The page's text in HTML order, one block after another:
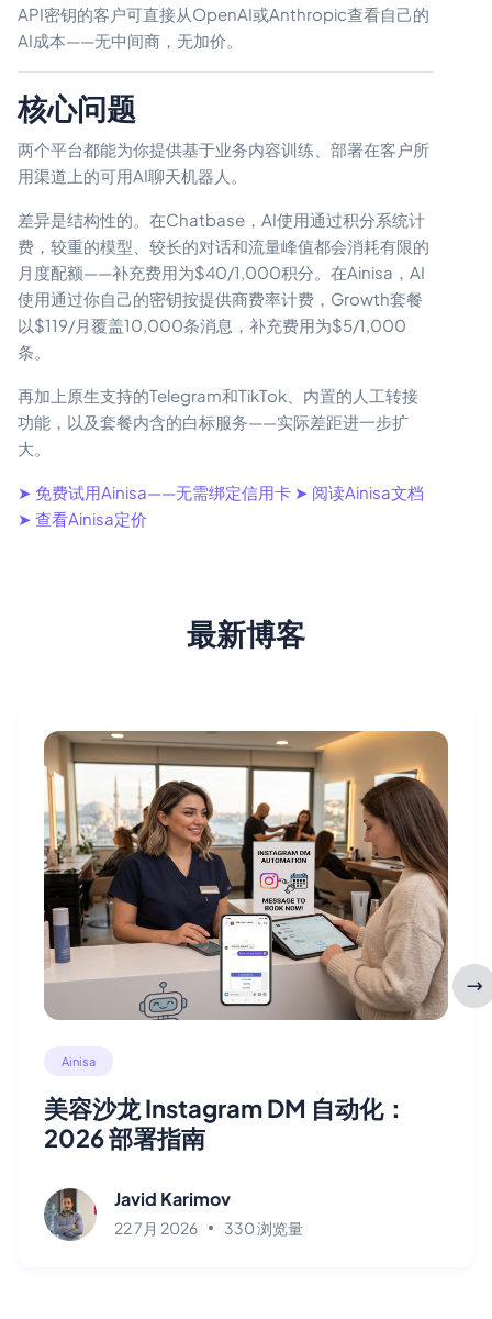
API密钥的客户可直接从OpenAI或Anthropic查看自己的
AI成本——无中间商，无加价。
核心问题
两个平台都能为你提供基于业务内容训练、部署在客户所
用渠道上的可用AI聊天机器人。
差异是结构性的。在Chatbase，AI使用通过积分系统计
费，较重的模型、较长的对话和流量峰值都会消耗有限的
月度配额——补充费用为$40/1,000积分。在Ainisa，AI
使用通过你自己的密钥按提供商费率计费，Growth套餐
以$119/月覆盖10,000条消息，补充费用为$5/1,000
条。
再加上原生支持的Telegram和TikTok、内置的人工转接
功能，以及套餐内含的白标服务——实际差距进一步扩
大。
➤ 免费试用Ainisa——无需绑定信用卡 ➤ 阅读Ainisa文档
➤ 查看Ainisa定价
最新博客
Ainisa
美容沙龙 Instagram DM 自动化：
2026 部署指南
Javid Karimov
22 7月 2026 330 浏览量